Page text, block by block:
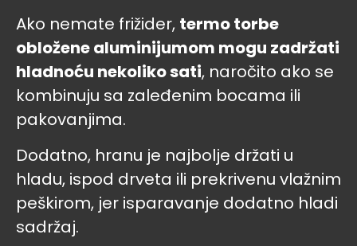
Ako nemate frižider, termo torbe
obložene aluminijumom mogu zadržati
hladnoću nekoliko sati, naročito ako se
kombinuju sa zaleđenim bocama ili
pakovanjima.
Dodatno, hranu je najbolje držati u
hladu, ispod drveta ili prekrivenu vlažnim
peškirom, jer isparavanje dodatno hladi
sadržaj.